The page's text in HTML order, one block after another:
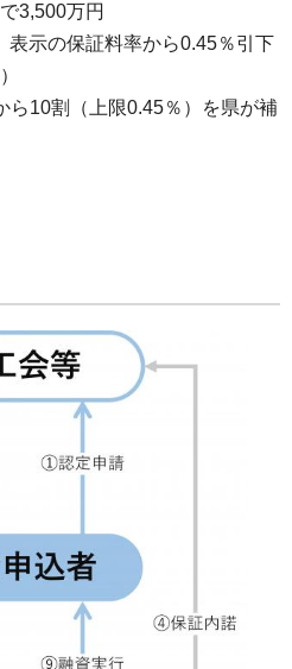
3,500万円
示の保証料率から0.45％引下
10割（上限0.45％）を県が補